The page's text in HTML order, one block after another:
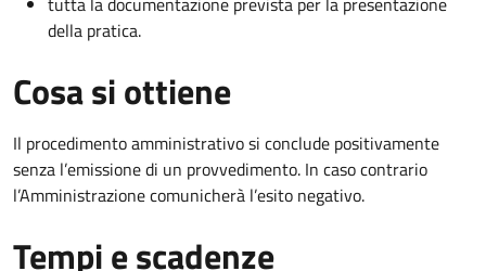
della pratica.
Cosa si ottiene
Il procedimento amministrativo si conclude positivamente
senza l’emissione di un provvedimento. In caso contrario
l’Amministrazione comunicherà l’esito negativo.
Tempi e scadenze